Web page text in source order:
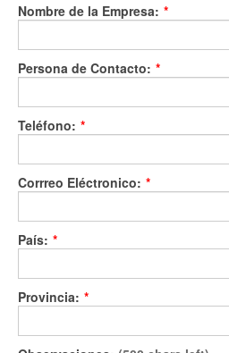
Nombre de la Empresa: *
Persona de Contacto: *
Teléfono: *
Corrreo Eléctronico: *
País: *
Provincia: *